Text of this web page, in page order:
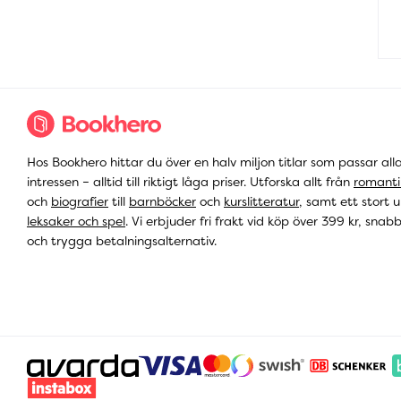
Hos Bookhero hittar du över en halv miljon titlar som passar
intressen – alltid till riktigt låga priser. Utforska allt från
och biografier till barnböcker och kurslitteratur, samt ett stort
leksaker och spel. Vi erbjuder fri frakt vid köp över 399 kr,
och trygga betalningsalternativ.